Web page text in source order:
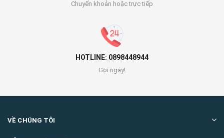
Chuyển khoản hoặc trực tiếp
HOTLINE: 0898448944
Gọi ngay!
VỀ CHÚNG TÔI